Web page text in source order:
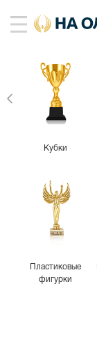
Кубки
Пластиковые
фигурки
живое фото